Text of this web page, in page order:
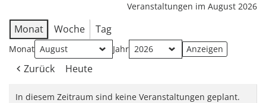
Veranstaltungen im August 2026
Monat Woche Tag
Monat Jahr
Zurück Heute
In diesem Zeitraum sind keine Veranstaltungen geplant.